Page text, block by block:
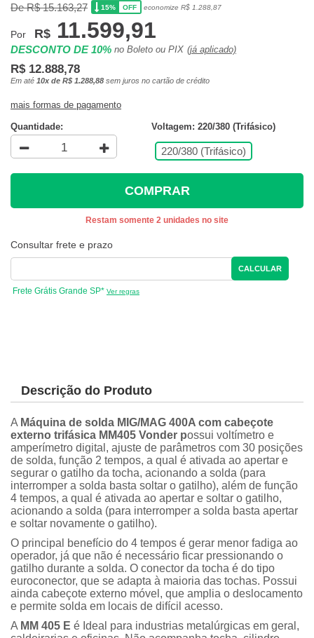
De R$ 15.163,27 15% OFF economize R$ 1.288,87
Por R$ 11.599,91
DESCONTO DE 10% no Boleto ou PIX (já aplicado)
R$ 12.888,78
Em até 10x de R$ 1.288,88 sem juros no cartão de crédito
mais formas de pagamento
Quantidade: Voltagem: 220/380 (Trifásico)
220/380 (Trifásico)
COMPRAR
Restam somente 2 unidades no site
Consultar frete e prazo
CALCULAR
Frete Grátis Grande SP* Ver regras
Descrição do Produto
A Máquina de solda MIG/MAG 400A com cabeçote
externo trifásica MM405 Vonder possui voltímetro e
amperímetro digital, ajuste de parâmetros com 30 posições
de solda, função 2 tempos, a qual é ativada ao apertar e
segurar o gatilho da tocha, acionando a solda (para
interromper a solda basta soltar o gatilho), além de função
4 tempos, a qual é ativada ao apertar e soltar o gatilho,
acionando a solda (para interromper a solda basta apertar
e soltar novamente o gatilho).
O principal benefício do 4 tempos é gerar menor fadiga ao
operador, já que não é necessário ficar pressionando o
gatilho durante a solda. O conector da tocha é do tipo
euroconector, que se adapta à maioria das tochas. Possui
ainda cabeçote externo móvel, que amplia o deslocamento
e permite solda em locais de difícil acesso.
A MM 405 E é Ideal para industrias metalúrgicas em geral,